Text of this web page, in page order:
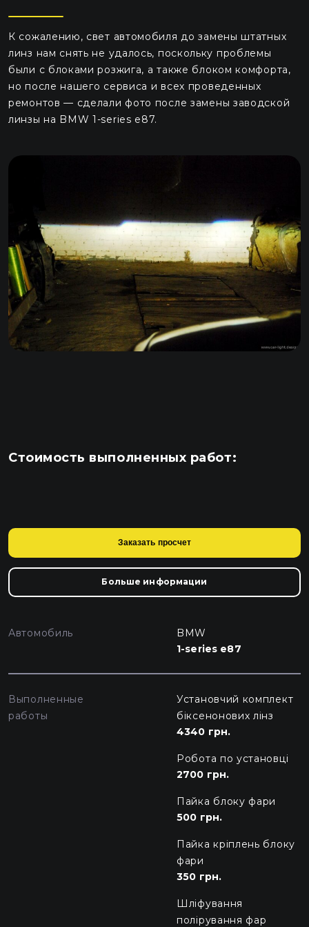
К сожалению, свет автомобиля до замены штатных
линз нам снять не удалось, поскольку проблемы
были с блоками розжига, а также блоком комфорта,
но после нашего сервиса и всех проведенных
ремонтов — сделали фото после замены заводской
линзы на BMW 1-series e87.
Стоимость выполненных работ:
Заказать просчет
Больше информации
Автомобиль
BMW
1-series e87
Выполненные
работы
Установчий комплект
біксенонових лінз
4340 грн.
Робота по установці
2700 грн.
Пайка блоку фари
500 грн.
Пайка кріплень блоку
фари
350 грн.
Шліфування
полірування фар